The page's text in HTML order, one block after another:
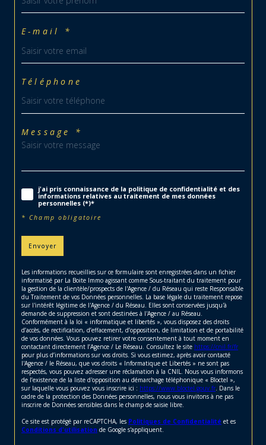
E-mail *
Téléphone
Message *
j'ai pris connaissance de la politique de confidentialité et des
informations relatives au traitement de mes données
personnelles (*)*
* Champ obligatoire
Envoyer
Les informations recueillies sur ce formulaire sont enregistrées dans un fichier
informatisé par La Boite Immo agissant comme Sous-traitant du traitement pour
la gestion de la clientèle/prospects de l'Agence / du Réseau qui reste Responsable
du Traitement de vos Données personnelles. La base légale du traitement repose
sur l'intérêt légitime de l'Agence / du Réseau. Elles sont conservées jusqu'à
demande de suppression et sont destinées à l'Agence / au Réseau.
Conformément à la loi « informatique et libertés », vous disposez des droits
d’accès, de rectification, d’effacement, d’opposition, de limitation et de portabilité
de vos données. Vous pouvez retirer votre consentement à tout moment en
contactant directement l’Agence / Le Réseau. Consultez le site https://cnil.fr/fr
pour plus d’informations sur vos droits. Si vous estimez, après avoir contacté
l'Agence / le Réseau, que vos droits « Informatique et Libertés » ne sont pas
respectés, vous pouvez adresser une réclamation à la CNIL. Nous vous informons
de l’existence de la liste d'opposition au démarchage téléphonique « Bloctel »,
sur laquelle vous pouvez vous inscrire ici : https://www.bloctel.gouv.fr. Dans le
cadre de la protection des Données personnelles, nous vous invitons à ne pas
inscrire de Données sensibles dans le champ de saisie libre.
Ce site est protégé par reCAPTCHA, les Politiques de Confidentialité et es
Conditions d'utilisation de Google s'appliquent.